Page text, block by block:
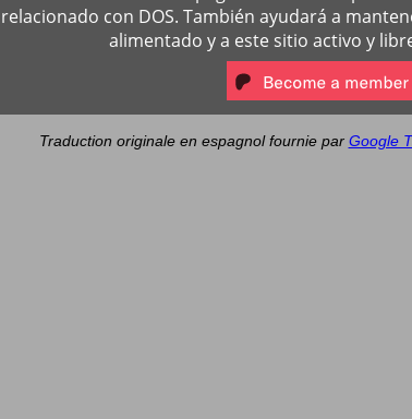
relacionado con DOS. También ayudará a
alimentado y a este sitio activo y
Traduction originale en espagnol fournie par Google